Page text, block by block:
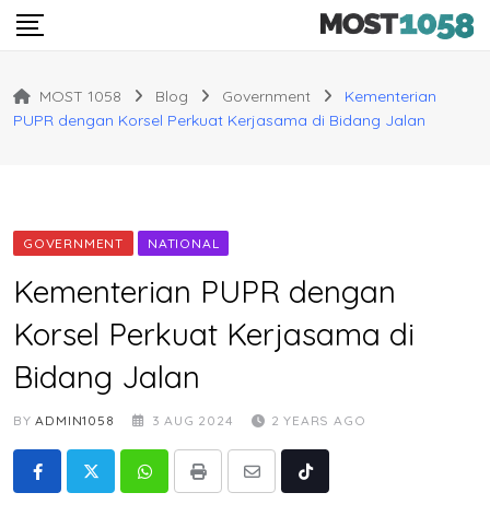
Skip
MOST 1058 Blog Government
Kementerian
PUPR dengan Korsel Perkuat Kerjasama di Bidang Jalan
GOVERNMENT NATIONAL
Kementerian PUPR dengan
Korsel Perkuat Kerjasama di
Bidang Jalan
BYADMIN1058 3 AUG 2024 2 YEARS AGO
WhatsappPrint
Share
Tiktok